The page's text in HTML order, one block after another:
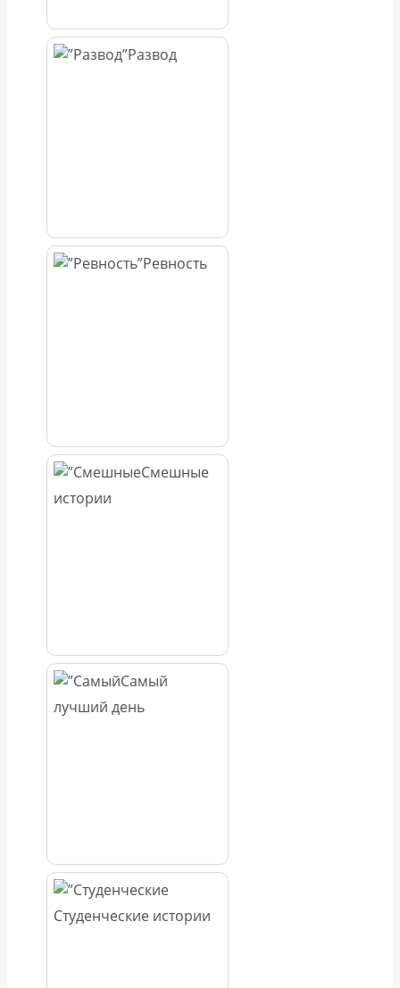
Развод
Ревность
Смешные
истории
Самый
лучший день
Студенческие истории